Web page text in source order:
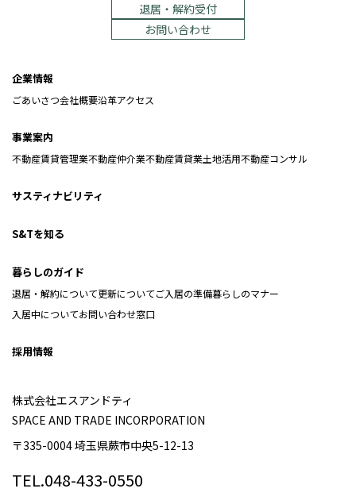
退居・解約受付
お問い合わせ
企業情報
ごあいさつ会社概要沿革アクセス
事業案内
不動産賃貸管理業不動産仲介業不動産賃貸業土地活用不動産コンサル
サスティナビリティ
S&Tを知る
暮らしのガイド
退居・解約について更新についてご入居の準備暮らしのマナー
入居中についてお問い合わせ窓口
採用情報
株式会社エスアンドティ
SPACE AND TRADE INCORPORATION
〒335-0004 埼玉県蕨市中央5-12-13
TEL.048-433-0550